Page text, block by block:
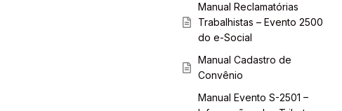
Manual Reclamatórias
Trabalhistas – Evento 2500
do e-Social
Manual Cadastro de
Convênio
Manual Evento S-2501 –